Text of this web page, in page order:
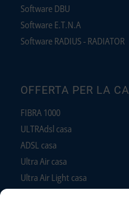
Software DBU
Software E.T.N.A
Software RADIUS - RADIATOR
OFFERTA PER LA
FIBRA 1000
ULTRAdsl casa
ADSL casa
Ultra Air casa
Ultra Air Light casa